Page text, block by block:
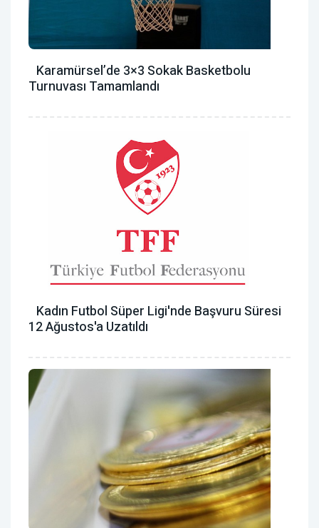
Karamürsel’de 3×3 Sokak Basketbolu
Turnuvası Tamamlandı
Kadın Futbol Süper Ligi'nde Başvuru Süresi
12 Ağustos'a Uzatıldı